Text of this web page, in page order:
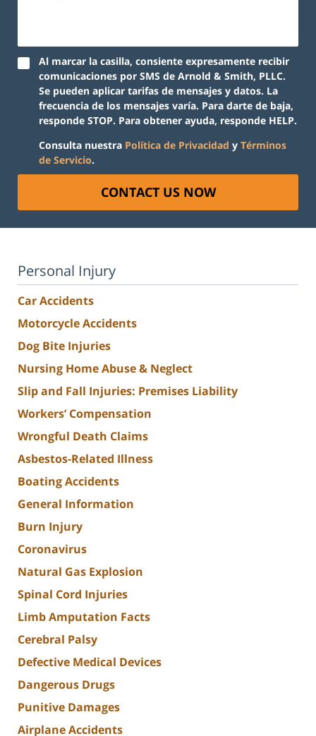
Al marcar la casilla, consiente expresamente recibir
comunicaciones por SMS de Arnold & Smith, PLLC.
Se pueden aplicar tarifas de mensajes y datos. La
frecuencia de los mensajes varía. Para darte de baja,
responde STOP. Para obtener ayuda, responde HELP.
Consulta nuestra Política de Privacidad y Términos
de Servicio.
CONTACT US NOW
Personal Injury
Car Accidents
Motorcycle Accidents
Dog Bite Injuries
Nursing Home Abuse & Neglect
Slip and Fall Injuries: Premises Liability
Workers’ Compensation
Wrongful Death Claims
Asbestos-Related Illness
Boating Accidents
General Information
Burn Injury
Coronavirus
Natural Gas Explosion
Spinal Cord Injuries
Limb Amputation Facts
Cerebral Palsy
Defective Medical Devices
Dangerous Drugs
Punitive Damages
Airplane Accidents